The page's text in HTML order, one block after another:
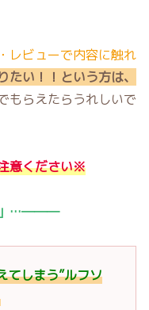
レビューで内容に触れ
い！！という方は、
もらえたらうれしいで
意ください※
」…―――
てしまう”ルフソ